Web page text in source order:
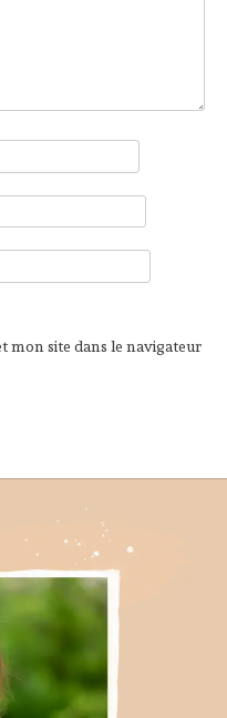
mon site dans le navigateur